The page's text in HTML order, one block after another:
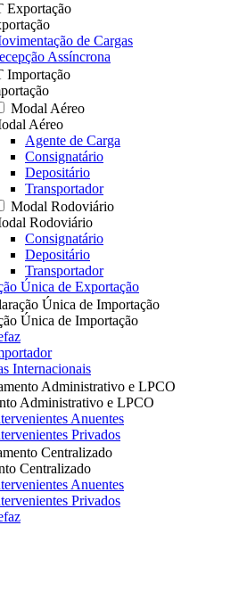
Exportação
de Cargas
Assíncrona
Importação
Modal Aéreo
Aéreo
Agente de Carga
Consignatário
Depositário
Transportador
Modal Rodoviário
Rodoviário
Consignatário
Depositário
Transportador
Única de Exportação
Única de Importação
Única de Importação
Internacionais
Administrativo e LPCO
Administrativo e LPCO
Anuentes
Privados
Centralizado
Centralizado
Anuentes
Privados